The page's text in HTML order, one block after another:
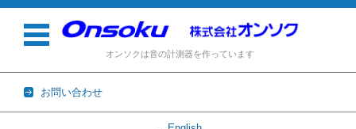
オンソクは音の計測器を作っています
お問い合わせ